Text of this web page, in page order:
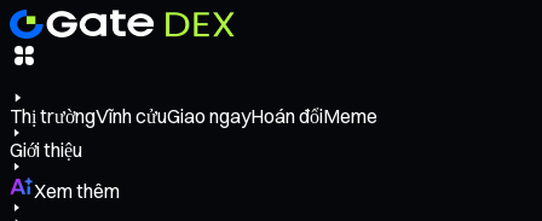
Thị trườngVĩnh cửuGiao ngayHoán đổiMeme
Giới thiệu
Xem thêm